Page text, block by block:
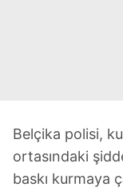
Belçika polisi,
ortasındaki
baskı kurmaya